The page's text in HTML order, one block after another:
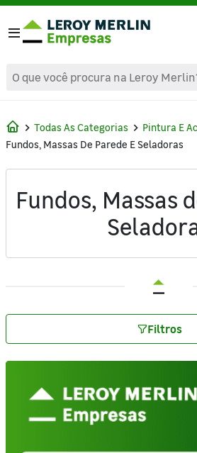
text.skipToContent
text.skipToNavigation
Todas As Categorias
Pintura E
Fundos, Massas De Parede E Seladoras
Fundos, Massas
Filtros